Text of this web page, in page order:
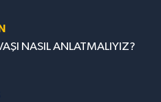
NASIL ANLATMALIYIZ?